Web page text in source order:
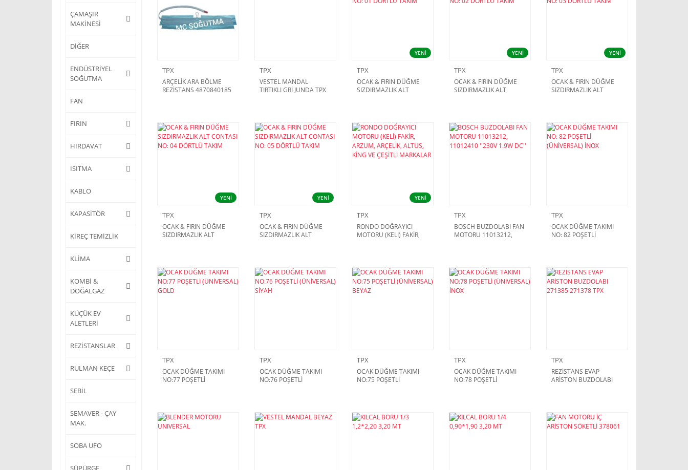
ÇAMAŞIR
MAKİNESİ
DİĞER
ENDÜSTRİYEL
SOĞUTMA
FAN
FIRIN
HIRDAVAT
ISITMA
KABLO
KAPASİTÖR
KİREÇ TEMİZLİK
KLİMA
KOMBİ &
DOĞALGAZ
KÜÇÜK EV
ALETLERİ
REZİSTANSLAR
RULMAN KEÇE
SEBİL
SEMAVER - ÇAY
MAK.
SOBA UFO
SÜPÜRGE
TPX
ARÇELİK ARA BÖLME
REZİSTANS 4870840185
TPX
VESTEL MANDAL
TIRTIKLI GRİ JUNDA TPX
YENİ
TPX
OCAK & FIRIN DÜĞME
SIZDIRMAZLIK ALT
YENİ
TPX
OCAK & FIRIN DÜĞME
SIZDIRMAZLIK ALT
YENİ
TPX
OCAK & FIRIN DÜĞME
SIZDIRMAZLIK ALT
YENİ
TPX
OCAK & FIRIN DÜĞME
SIZDIRMAZLIK ALT
YENİ
TPX
OCAK & FIRIN DÜĞME
SIZDIRMAZLIK ALT
YENİ
TPX
RONDO DOĞRAYICI
MOTORU (KELİ) FAKİR,
TPX
BOSCH BUZDOLABI FAN
MOTORU 11013212,
TPX
OCAK DÜĞME TAKIMI
NO: 82 POŞETLİ
TPX
OCAK DÜĞME TAKIMI
NO:77 POŞETLİ
TPX
OCAK DÜĞME TAKIMI
NO:76 POŞETLİ
TPX
OCAK DÜĞME TAKIMI
NO:75 POŞETLİ
TPX
OCAK DÜĞME TAKIMI
NO:78 POŞETLİ
TPX
REZİSTANS EVAP
ARİSTON BUZDOLABI